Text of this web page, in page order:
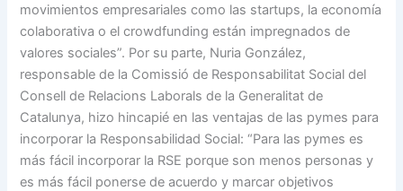
movimientos empresariales como las startups, la economía
colaborativa o el crowdfunding están impregnados de
valores sociales”. Por su parte, Nuria González,
responsable de la Comissió de Responsabilitat Social del
Consell de Relacions Laborals de la Generalitat de
Catalunya, hizo hincapié en las ventajas de las pymes para
incorporar la Responsabilidad Social: “Para las pymes es
más fácil incorporar la RSE porque son menos personas y
es más fácil ponerse de acuerdo y marcar objetivos